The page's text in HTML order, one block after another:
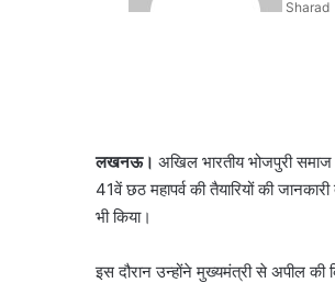
Sharad
लखनऊ। अखिल भारतीय भोजपुरी
41वें छठ महापर्व की तैयारियों की
भी किया।
इस दौरान उन्होंने मुख्यमंत्री से अपील